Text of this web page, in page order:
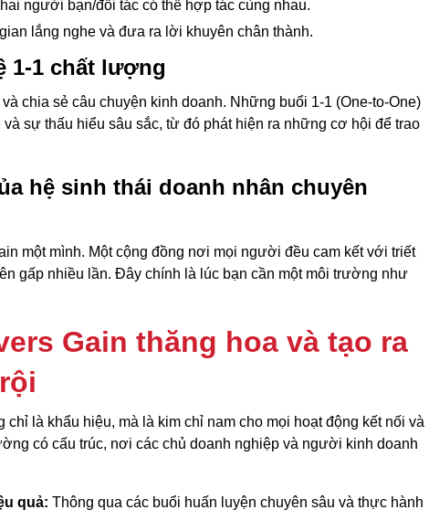
người bạn/đối tác có thể hợp tác cùng nhau.
lắng nghe và đưa ra lời khuyên chân thành.
1-1 chất lượng
chia sẻ câu chuyện kinh doanh. Những buổi 1-1 (One-to-One)
sự thấu hiểu sâu sắc, từ đó phát hiện ra những cơ hội để trao
hệ sinh thái doanh nhân chuyên
một mình. Một cộng đồng nơi mọi người đều cam kết với triết
gấp nhiều lần. Đây chính là lúc bạn cần một môi trường như
Gain thăng hoa và tạo ra
chỉ là khẩu hiệu, mà là kim chỉ nam cho mọi hoạt động kết nối và
có cấu trúc, nơi các chủ doanh nghiệp và người kinh doanh
quả: Thông qua các buổi huấn luyện chuyên sâu và thực hành